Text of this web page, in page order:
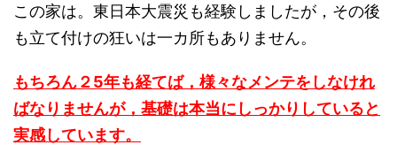
この家は。東日本大震災も経験しましたが，その後
も立て付けの狂いは一カ所もありません。
もちろん２5年も経てば，様々なメンテをしなけれ
ばなりませんが，基礎は本当にしっかりしていると
実感しています。